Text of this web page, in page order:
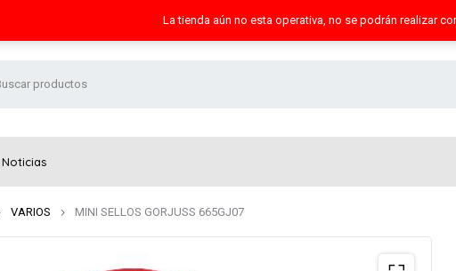
La tienda aún no esta operativa, no se podrán realizar
Noticias
VARIOS MINI SELLOS GORJUSS 665GJ07